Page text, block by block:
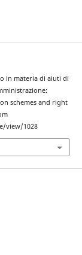
in materia di aiuti di
schemes and right
view/1028